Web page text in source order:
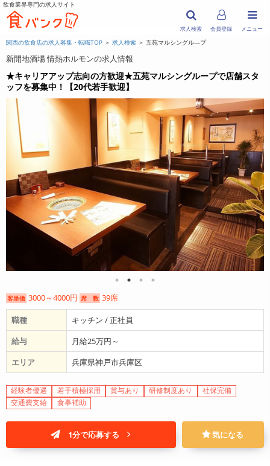
飲食業界専門の求人サイト
メニュー
求人検索 会員登録
関西の飲食店の求人募集・転職TOP ＞ 求人検索 ＞ 五苑マルシングル―プ
新開地酒場 情熱ホルモンの求人情報
★キャリアアップ志向の方歓迎★五苑マルシングループで店舗スタ
ッフを募集中！【20代若手歓迎】
客単価 3000～4000円 席 数 39席
職種
キッチン / 正社員
給与
月給25万円～
エリア
兵庫県神戸市兵庫区
経験者優遇 若手積極採用 賞与あり 研修制度あり
社保完備
交通費支給
食事補助
1分で応募する 気になる